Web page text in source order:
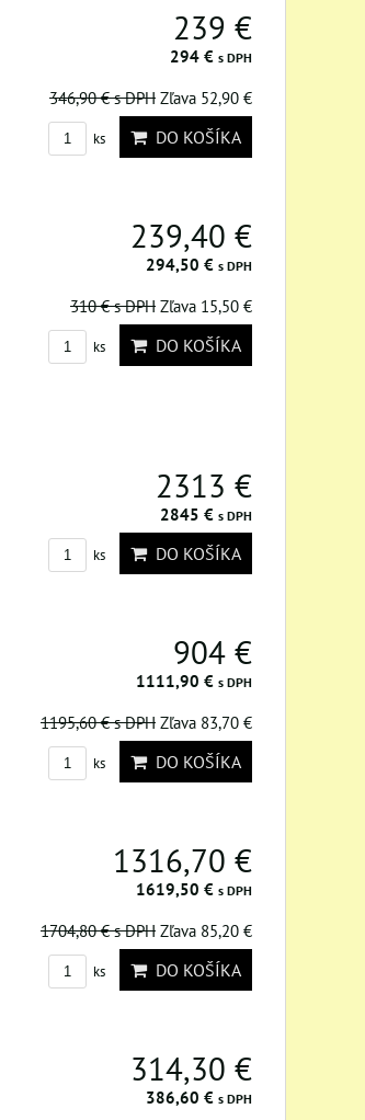
239 €
294 € s DPH
346,90 €s DPH Zľava 52,90 €
ks DO KOŠÍKA
239,40 €
294,50 € s DPH
310 €s DPH Zľava 15,50 €
ks DO KOŠÍKA
2313 €
2845 € s DPH
ks DO KOŠÍKA
904 €
1111,90 € s DPH
1195,60 €s DPH Zľava 83,70 €
ks DO KOŠÍKA
1316,70 €
1619,50 € s DPH
1704,80 €s DPH Zľava 85,20 €
ks DO KOŠÍKA
314,30 €
386,60 € s DPH